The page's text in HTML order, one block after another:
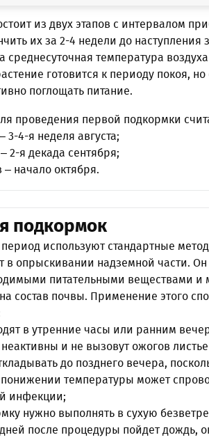
из двух этапов с интервалом
их за 2-4 недели до наступления
среднесуточная температура
готовится к периоду покоя, но
поглощать питание.
проведения первой подкормки
4-я неделя августа;
2-я декада сентября;
начало октября.
подкормок
используют стандартные
в опрыскивании надземной части.
питательными веществами и
состав почвы. Применение этого
в утренние часы или ранним
и не вызовут ожогов
до позднего вечера,
температуры может
инфекции;
нужно выполнять в сухую
после процедуры пойдет дождь,